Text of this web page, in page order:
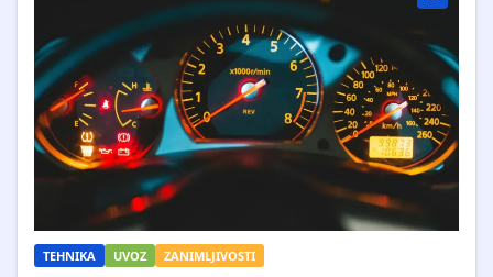
TEHNIKA UVOZ ZANIMLJIVOSTI